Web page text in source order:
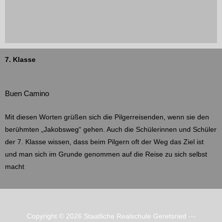
7. Klasse
Buen Camino
Mit diesen Worten grüßen sich die Pilgerreisenden, wenn sie den
berühmten „Jakobsweg“ gehen. Auch die Schülerinnen und Schüler
der 7. Klasse wissen, dass beim Pilgern oft der Weg das Ziel ist
und man sich im Grunde genommen auf die Reise zu sich selbst
macht
Copyright © 2026 Staatliche Realschule Geretsried ---